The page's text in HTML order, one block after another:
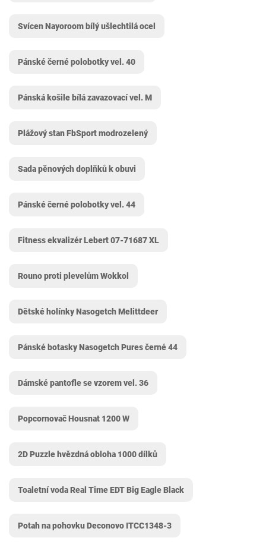
Svícen Nayoroom bílý ušlechtilá ocel
Pánské černé polobotky vel. 40
Pánská košile bílá zavazovací vel. M
Plážový stan FbSport modrozelený
Sada pěnových doplňků k obuvi
Pánské černé polobotky vel. 44
Fitness ekvalizér Lebert ‎07-71687 XL
Rouno proti plevelům Wokkol
Dětské holínky Nasogetch Melittdeer
Pánské botasky Nasogetch Pures černé 44
Dámské pantofle se vzorem vel. 36
Popcornovač Housnat 1200 W
2D Puzzle hvězdná obloha 1000 dílků
Toaletní voda Real Time EDT Big Eagle Black
Potah na pohovku Deconovo ITCC1348-3